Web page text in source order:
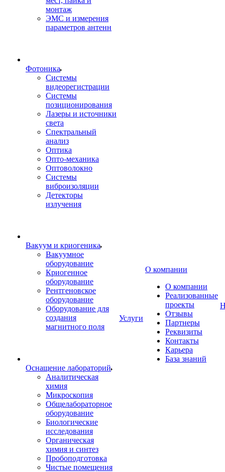
монтаж
ЭМС и измерения
параметров антенн
Фотоника
Cистемы
видеорегистрации
Системы
позиционирования
Лазеры и источники
света
Спектральный
анализ
Оптика
Опто-механика
Оптоволокно
Системы
виброизоляции
Детекторы
излучения
Вакуум и криогеника
Вакуумное
оборудование
Криогенное
оборудование
Рентгеновское
оборудование
Оборудование для
создания
магнитного поля
Оснащение лабораторий
Аналитическая
химия
Микроскопия
Общелабораторное
оборудование
Биологические
исследования
Органическая
химия и синтез
Пробоподготовка
Чистые помещения
Услуги
О компании
О компании
Реализованные
проекты
Отзывы
Партнеры
Реквизиты
Контакты
Карьера
База знаний